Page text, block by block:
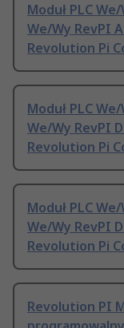
Moduł PLC
We/Wy RevPI
Revolution Pi
Moduł PLC
We/Wy RevPI
Revolution Pi
Moduł PLC
We/Wy RevPI
Revolution Pi
Revolution PI